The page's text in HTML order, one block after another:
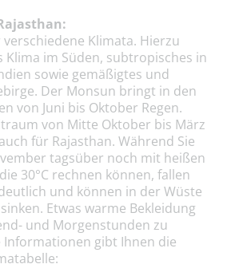
Klimata. Hierzu
im Süden, subtropisches in
sowie gemäßigtes und
Der Monsun bringt in den
von Juni bis Oktober Regen.
von Mitte Oktober bis März
für Rajasthan. Während Sie
tagsüber noch mit heißen
30°C rechnen können, fallen
und können in der Wüste
Etwas warme Bekleidung
und Morgenstunden zu
Informationen gibt Ihnen die